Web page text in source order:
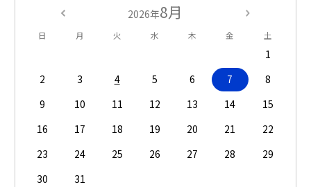
2026年8月
日 月 火 水 木 金 土
1
2
3 4 5 6 7
8
9
10 11 12 13 14
15
16
17 18 19 20 21
22
23
24 25 26 27 28
29
30
31